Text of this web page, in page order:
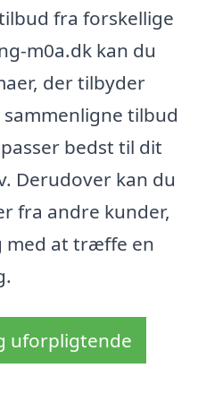
fra forskellige
m0a.dk kan du
der tilbyder
tilbud
bedst til dit
Derudover kan du
fra andre kunder,
med at træffe en
uforpligtende